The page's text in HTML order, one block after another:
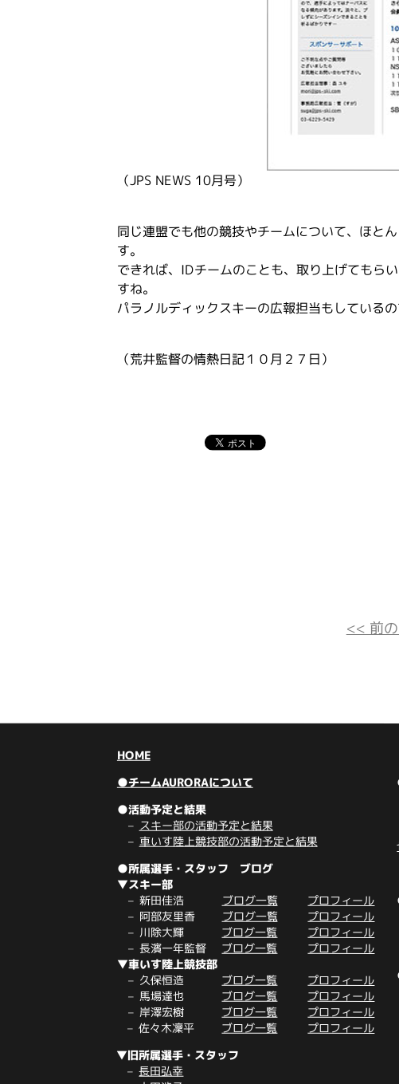
（JPS NEWS 10月号）
同じ連盟でも他の競技やチームについて、ほと
す。
できれば、IDチームのことも、取り上げてもら
すね。
パラノルディックスキーの広報担当もしている
（荒井監督の情熱日記１０月２７日）
<< 前
HOME
●チームAURORAについて
●活動予定と結果
スキー部の活動予定と結果
車いす陸上競技部の活動予定と結果
●所属選手・スタッフ ブログ
▼スキー部
新田佳浩 ブログ一覧 プロフィール
阿部友里香 ブログ一覧 プロフィール
川除大輝 ブログ一覧
プロフィール
長濱一年監督
ブログ一覧 プロフィール
▼車いす陸上競技部
久保恒造 ブログ一覧 プロフィール
馬場達也 ブログ一覧 プロフィール
岸澤宏樹 ブログ一覧 プロフィール
佐々木凜平 ブログ一覧 プロフィール
▼旧所属選手・スタッフ
長田弘幸